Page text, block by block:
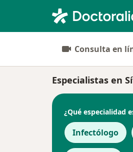
Consulta en
Especialistas en
¿Qué especialidad
Infectólogo